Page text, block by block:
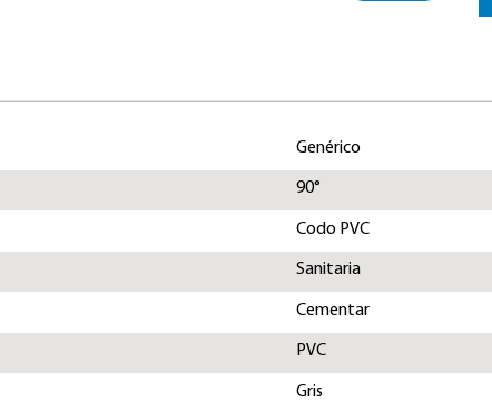
Genérico
90°
Codo PVC
Sanitaria
Cementar
PVC
Gris